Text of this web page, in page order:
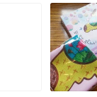
무리 기녀들이라
라. 다른 짓거리
---p.261